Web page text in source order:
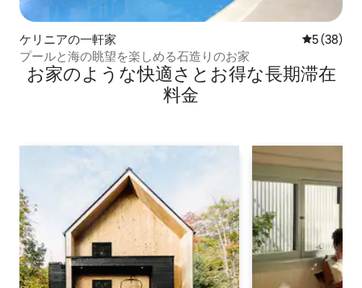
ケリニアの一軒家 レビュー
5 (38)
プールと海の眺望を楽しめる石造りのお家
お家のような快⁠適⁠さ⁠とお⁠得⁠な長⁠期⁠滞⁠在
料⁠金